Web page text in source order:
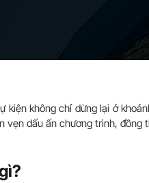
kiện không chỉ dừng lại ở
vẹn dấu ấn chương trình,